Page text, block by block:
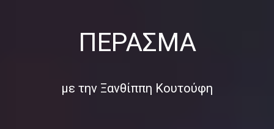
ΠΈΡΑΣΜΑ
με την Ξανθίππη Κουτούφη